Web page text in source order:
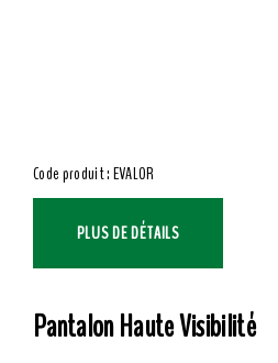
Code produit : EVALOR
PLUS DE DÉTAILS
Pantalon Haute Visibilité